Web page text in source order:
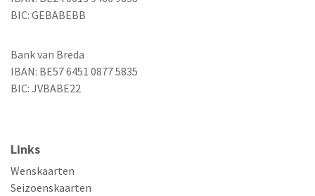
BIC: GEBABEBB
Bank van Breda
IBAN: BE57 6451 0877 5835
BIC: JVBABE22
Links
Wenskaarten
Seizoenskaarten